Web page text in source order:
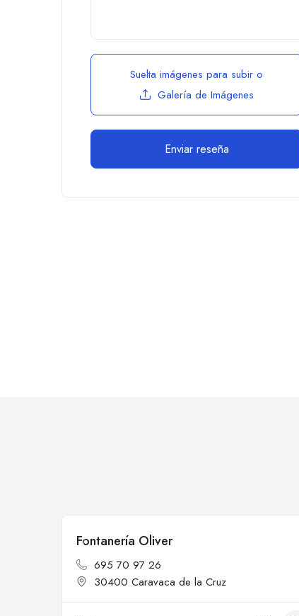
Suelta imágenes para subir o
Galería de Imágenes
Cerrado
Fontanería Oliver
695 70 97 26
30400 Caravaca de la Cruz